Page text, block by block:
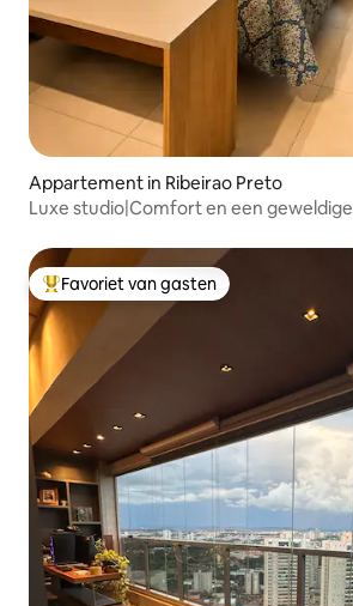
Appartement in Ribeirao Preto
Luxe studio|Comfort en een geweldige
Topfavoriet van gasten
Favoriet van gasten